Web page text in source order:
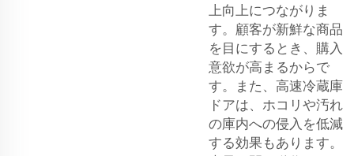
上向上につながりま
す。顧客が新鮮な商品
を目にするとき、購入
意欲が高まるからで
す。また、高速冷蔵庫
ドアは、ホコリや汚れ
の庫内への侵入を低減
する効果もあります。